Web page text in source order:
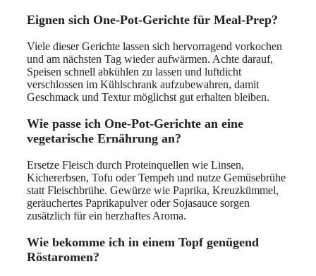
Eignen sich One-Pot-Gerichte für Meal-Prep?
Viele dieser Gerichte lassen sich hervorragend vorkochen
und am nächsten Tag wieder aufwärmen. Achte darauf,
Speisen schnell abkühlen zu lassen und luftdicht
verschlossen im Kühlschrank aufzubewahren, damit
Geschmack und Textur möglichst gut erhalten bleiben.
Wie passe ich One-Pot-Gerichte an eine
vegetarische Ernährung an?
Ersetze Fleisch durch Proteinquellen wie Linsen,
Kichererbsen, Tofu oder Tempeh und nutze Gemüsebrühe
statt Fleischbrühe. Gewürze wie Paprika, Kreuzkümmel,
geräuchertes Paprikapulver oder Sojasauce sorgen
zusätzlich für ein herzhaftes Aroma.
Wie bekomme ich in einem Topf genügend
Röstaromen?